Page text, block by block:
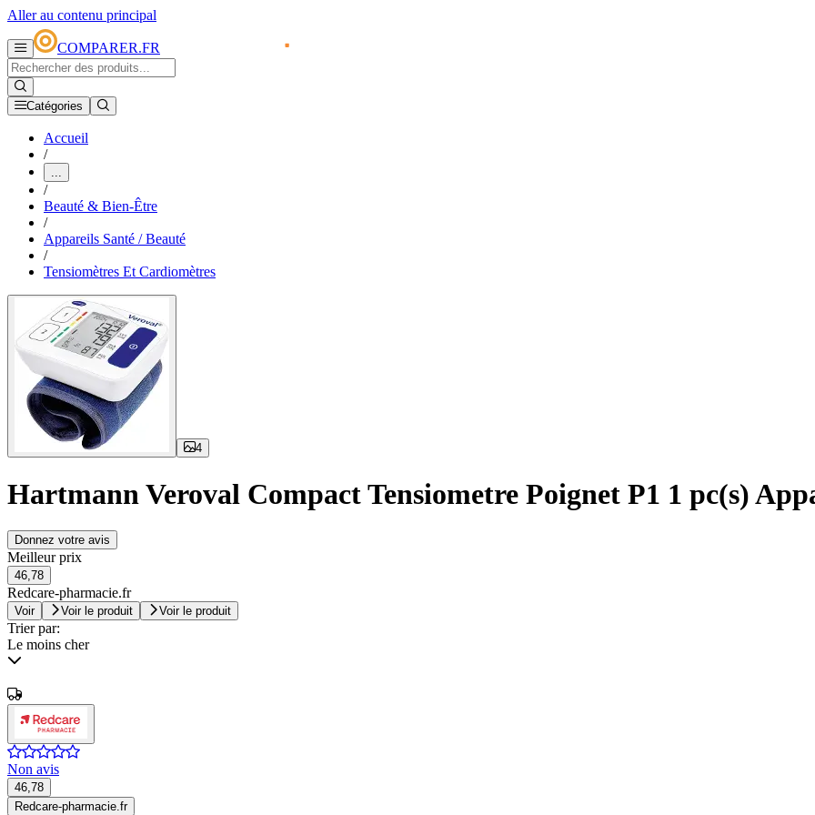
Aller au contenu principal
COMPARER.FR
Catégories
Accueil
/
...
/
Beauté & Bien-Être
/
Appareils Santé / Beauté
/
Tensiomètres Et Cardiomètres
4
Hartmann Veroval Compact Tensiometre Poignet P1 1 pc(s)
Donnez votre avis
Meilleur prix
46,78
Redcare-pharmacie.fr
Voir Voir le produit Voir le produit
Trier par:
Le moins cher
Non avis
46,78
Redcare-pharmacie.fr